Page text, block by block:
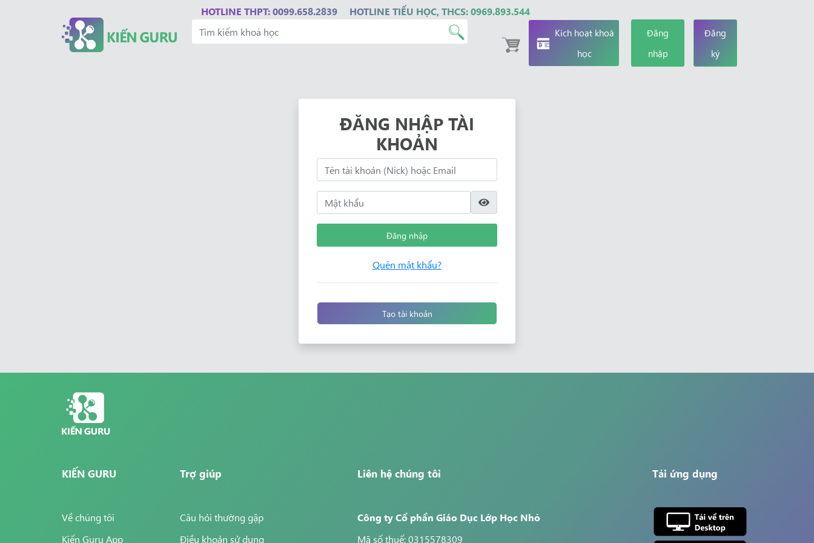
HOTLINE THPT: 0099.658.2839 HOTLINE TIỂU HỌC, THCS: 0969.893.544
Kích hoạt khoá
học
Đăng
nhập
Đăng
ký
ĐĂNG NHẬP TÀI
KHOẢN
Đăng nhập
Quên mật khẩu?
Tạo tài khoản
KIẾN GURU
Về chúng tôi
Kiến Guru App
Trợ giúp
Câu hỏi thường gặp
Điều khoản sử dụng
Liên hệ chúng tôi
Công ty Cổ phần Giáo Dục Lớp Học Nhỏ
Mã số thuế: 0315578309
Tải ứng dụng